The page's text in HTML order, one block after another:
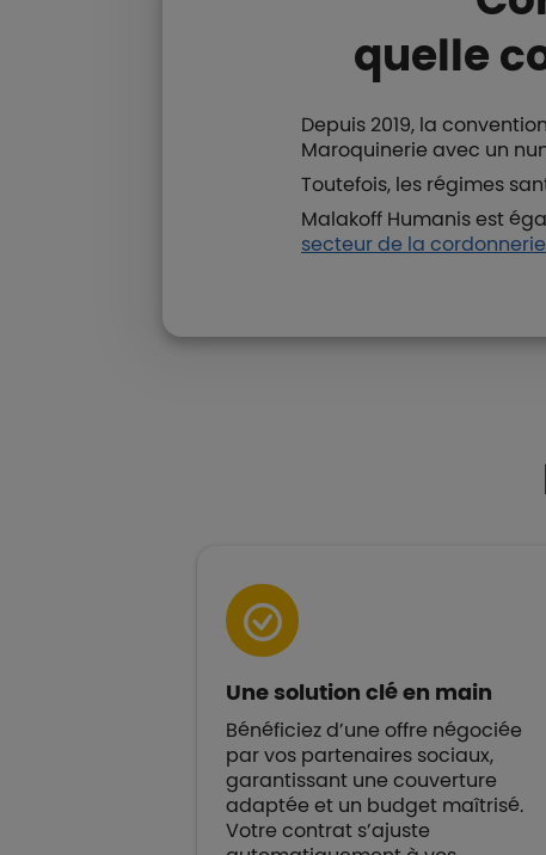
quelle
Depuis 2019, la
Maroquinerie avec un
Toutefois, les régimes
Malakoff Humanis est
secteur de la cordonnerie
Une solution clé en main
Bénéficiez d’une offre négociée
par vos partenaires sociaux,
garantissant une couverture
adaptée et un budget maîtrisé.
Votre contrat s’ajuste